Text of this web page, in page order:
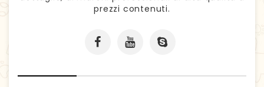
prezzi contenuti.